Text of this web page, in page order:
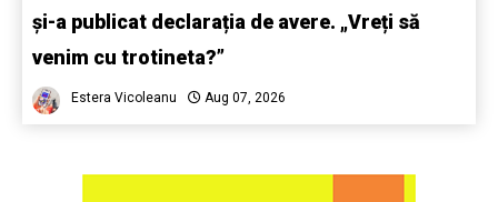
și-a publicat declarația de avere. „Vreți să
venim cu trotineta?”
Estera Vicoleanu Aug 07, 2026